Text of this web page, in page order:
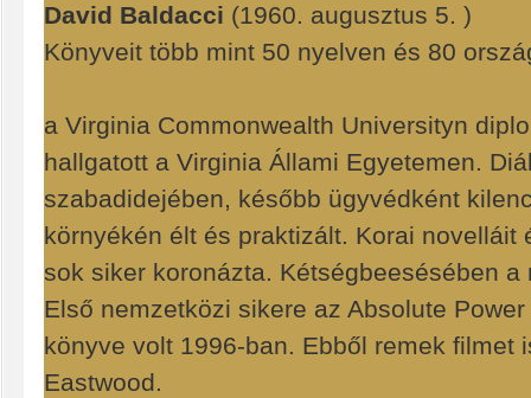
David Baldacci (1960. augusztus 5. )
Könyveit több mint 50 nyelven és 80
a Virginia Commonwealth Universityn
hallgatott a Virginia Állami Egyetemen.
szabadidejében, később ügyvédként
környékén élt és praktizált. Korai novelláit
sok siker koronázta. Kétségbeesésében
Első nemzetközi sikere az Absolute
könyve volt 1996-ban. Ebből remek filmet
Eastwood.